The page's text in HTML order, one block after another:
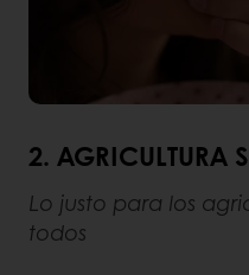
2. AGRICULTURA
Lo justo para los
todos